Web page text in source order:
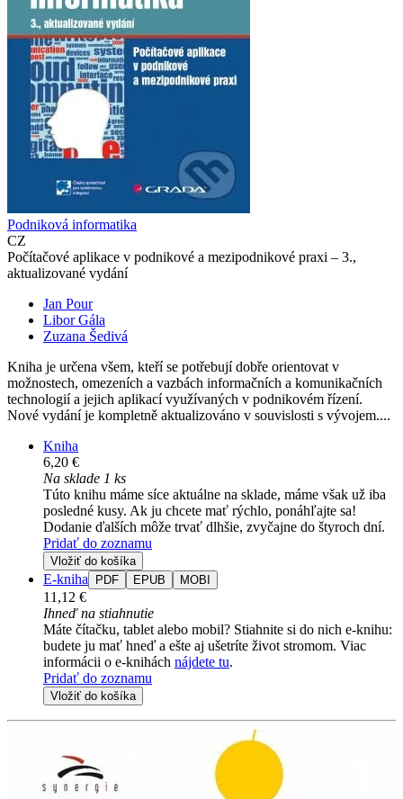
Podniková informatika
CZ
Počítačové aplikace v podnikové a mezipodnikové praxi – 3.,
aktualizované vydání
Jan Pour
Libor Gála
Zuzana Šedivá
Kniha je určena všem, kteří se potřebují dobře orientovat v
možnostech, omezeních a vazbách informačních a komunikačních
technologií a jejich aplikací využívaných v podnikovém řízení.
Nové vydání je kompletně aktualizováno v souvislosti s vývojem....
Kniha
6,20 €
Na sklade 1 ks
Túto knihu máme síce aktuálne na sklade, máme však už iba
posledné kusy. Ak ju chcete mať rýchlo, ponáhľajte sa!
Dodanie ďalších môže trvať dlhšie, zvyčajne do štyroch dní.
Pridať do zoznamu
Vložiť do košíka
E-kniha PDF EPUB MOBI
11,12 €
Ihneď na stiahnutie
Máte čítačku, tablet alebo mobil? Stiahnite si do nich e-knihu:
budete ju mať hneď a ešte aj ušetríte život stromom. Viac
informácii o e-knihách nájdete tu.
Pridať do zoznamu
Vložiť do košíka